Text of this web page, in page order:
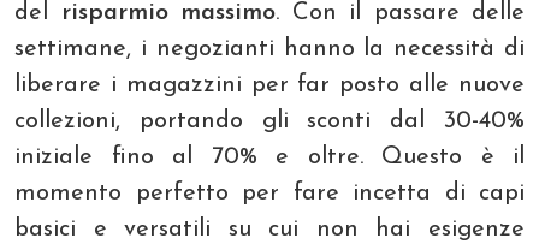
del
risparmio massimo. Con il passare delle
settimane, i negozianti hanno la necessità di
liberare i magazzini per far posto alle nuove
collezioni, portando gli sconti dal 30-40%
iniziale fino al 70% e oltre. Questo è il
momento perfetto per fare incetta di capi
basici e versatili su cui non hai esigenze